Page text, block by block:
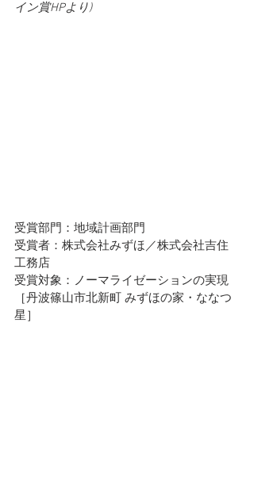
イン賞HPより)
受賞部門：地域計画部門
受賞者：株式会社みずほ／株式会社吉住
工務店
受賞対象：ノーマライゼーションの実現
［丹波篠山市北新町 みずほの家・ななつ
星］